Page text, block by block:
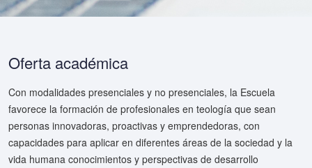
Oferta académica
Con modalidades presenciales y no presenciales, la Escuela
favorece la formación de profesionales en teología que sean
personas innovadoras, proactivas y emprendedoras, con
capacidades para aplicar en diferentes áreas de la sociedad y la
vida humana conocimientos y perspectivas de desarrollo